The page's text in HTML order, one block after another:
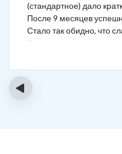
(стандартное) дало
После 9 месяцев
Стало так обидно, что
Решил не затягивать, и
Мне порекомендовали
сейчас не жалею. Уже
‹